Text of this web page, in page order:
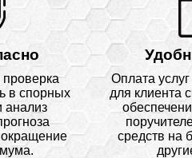
в спорных
анализ
Оплата
для клиента
средств на